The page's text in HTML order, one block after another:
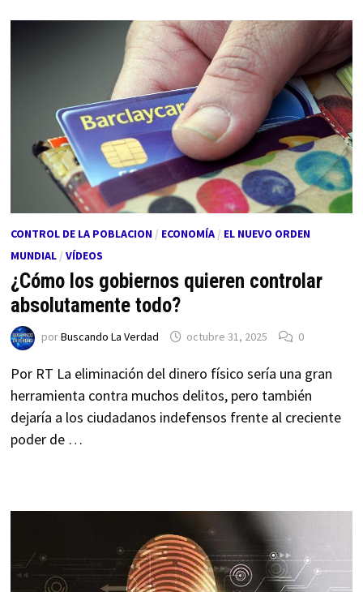
CONTROL DE LA POBLACION/ ECONOMÍA/ EL NUEVO ORDEN
MUNDIAL/ VÍDEOS
¿Cómo los gobiernos quieren controlar
absolutamente todo?
porBuscando La Verdad octubre 31, 2025 0
Por RT La eliminación del dinero físico sería una gran
herramienta contra muchos delitos, pero también
dejaría a los ciudadanos indefensos frente al creciente
poder de …